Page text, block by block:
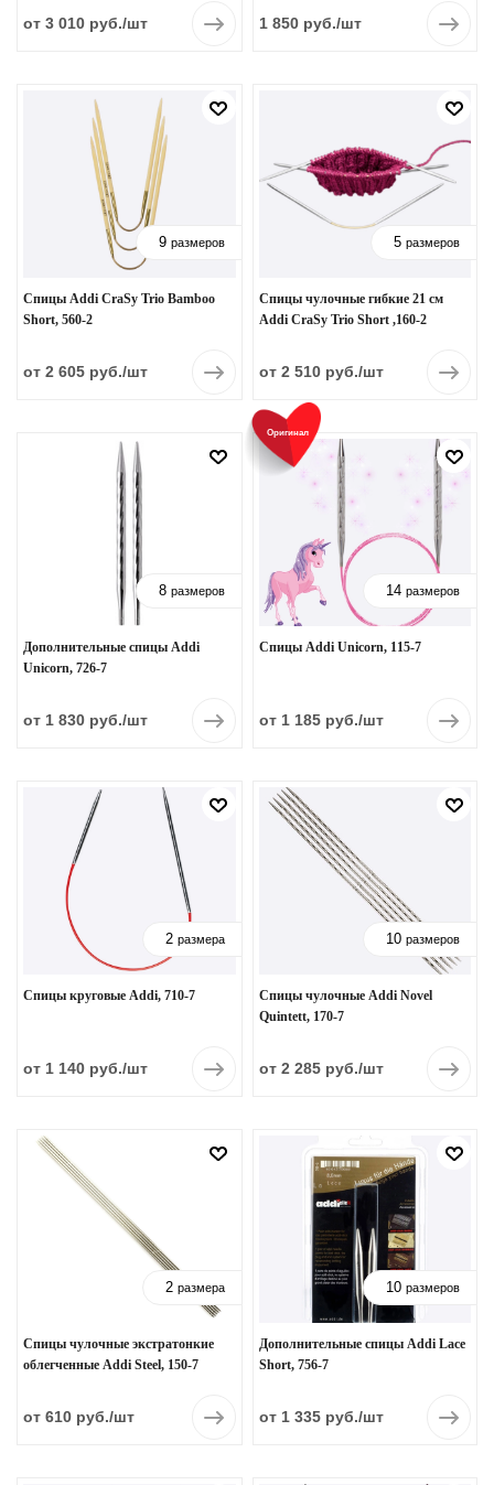
от 3 010 руб./шт 1 850 руб./шт
9 размеров
Спицы Addi CraSy Trio Bamboo
Short, 560-2
от 2 605 руб./шт
5 размеров
Спицы чулочные гибкие 21 см
Addi CraSy Trio Short ,160-2
от 2 510 руб./шт
8 размеров
Дополнительные спицы Addi
Unicorn, 726-7
от 1 830 руб./шт
Оригинал
14 размеров
Спицы Addi Unicorn, 115-7
от 1 185 руб./шт
2 размера
Спицы круговые Addi, 710-7
от 1 140 руб./шт
10 размеров
Спицы чулочные Addi Novel
Quintett, 170-7
от 2 285 руб./шт
2 размера
Спицы чулочные экстратонкие
облегченные Addi Steel, 150-7
от 610 руб./шт
10 размеров
Дополнительные спицы Addi Lace
Short, 756-7
от 1 335 руб./шт